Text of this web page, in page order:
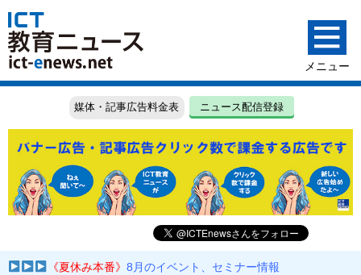
媒体・記事広告料金表 ニュース配信登録
《夏休み本番》8月のイベント、セミナー情報